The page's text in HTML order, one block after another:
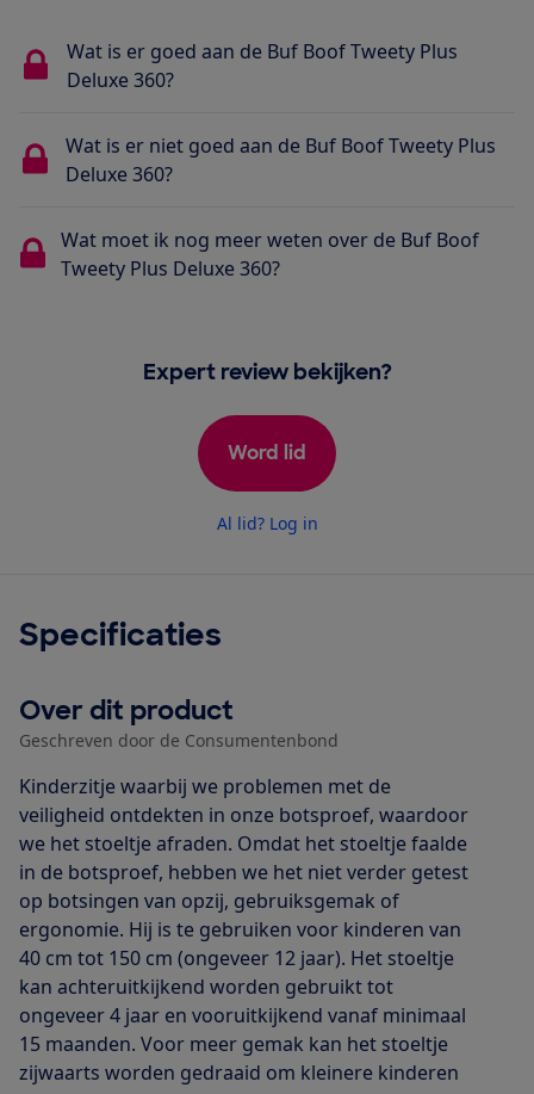
Wat is er goed aan de Buf Boof Tweety Plus
Deluxe 360?
Wat is er niet goed aan de Buf Boof Tweety Plus
Deluxe 360?
Wat moet ik nog meer weten over de Buf Boof
Tweety Plus Deluxe 360?
Expert review bekijken?
Word lid
Al lid? Log in
Specificaties
Over dit product
Geschreven door de Consumentenbond
Kinderzitje waarbij we problemen met de
veiligheid ontdekten in onze botsproef, waardoor
we het stoeltje afraden. Omdat het stoeltje faalde
in de botsproef, hebben we het niet verder getest
op botsingen van opzij, gebruiksgemak of
ergonomie. Hij is te gebruiken voor kinderen van
40 cm tot 150 cm (ongeveer 12 jaar). Het stoeltje
kan achteruitkijkend worden gebruikt tot
ongeveer 4 jaar en vooruitkijkend vanaf minimaal
15 maanden. Voor meer gemak kan het stoeltje
zijwaarts worden gedraaid om kleinere kinderen